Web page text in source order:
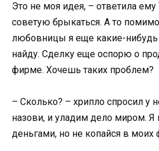
Это не моя идея, – ответила ему
советую брыкаться. А то
любовницы я еще какие-
найду. Сделку еще оспорю о
фирме. Хочешь таких проблем?
– Сколько? – хрипло спросил у
назови, и уладим дело миром. Я
деньгами, но не копайся в моих